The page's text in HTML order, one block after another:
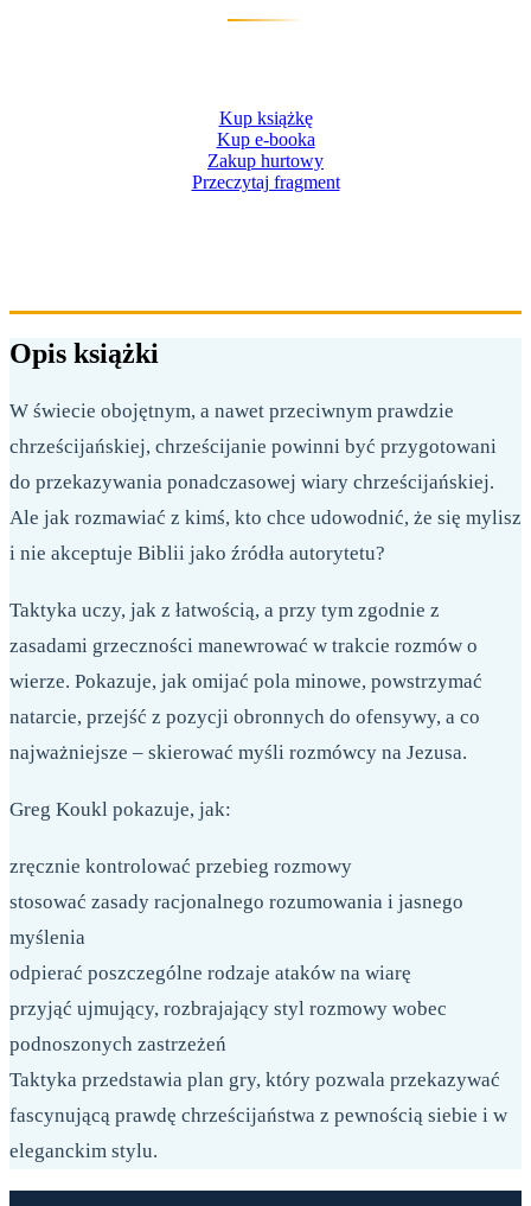
Kup książkę
Kup e-booka
Zakup hurtowy
Przeczytaj fragment
Opis książki
W świecie obojętnym, a nawet przeciwnym prawdzie
chrześcijańskiej, chrześcijanie powinni być przygotowani
do przekazywania ponadczasowej wiary chrześcijańskiej.
Ale jak rozmawiać z kimś, kto chce udowodnić, że się mylisz
i nie akceptuje Biblii jako źródła autorytetu?
Taktyka uczy, jak z łatwością, a przy tym zgodnie z
zasadami grzeczności manewrować w trakcie rozmów o
wierze. Pokazuje, jak omijać pola minowe, powstrzymać
natarcie, przejść z pozycji obronnych do ofensywy, a co
najważniejsze – skierować myśli rozmówcy na Jezusa.
Greg Koukl pokazuje, jak:
zręcznie kontrolować przebieg rozmowy
stosować zasady racjonalnego rozumowania i jasnego
myślenia
odpierać poszczególne rodzaje ataków na wiarę
przyjąć ujmujący, rozbrajający styl rozmowy wobec
podnoszonych zastrzeżeń
Taktyka przedstawia plan gry, który pozwala przekazywać
fascynującą prawdę chrześcijaństwa z pewnością siebie i w
eleganckim stylu.